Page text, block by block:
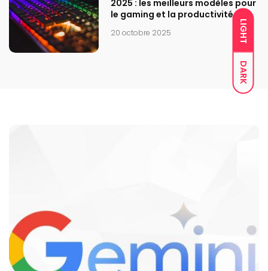
LIGHT
DARK
2025 : les meilleurs modèles pour
le gaming et la productivité
20 octobre 2025